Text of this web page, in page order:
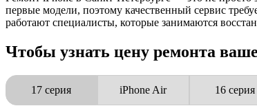
первые модели, поэтому качественный сервис
работают специалисты, которые занимаются
Чтобы узнать цену ремонта
17 серия iPhone Air 16 серия